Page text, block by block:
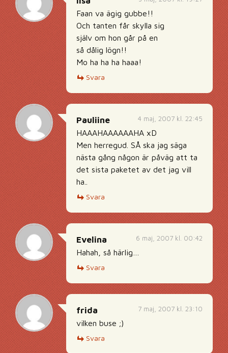
Faan va ägig gubbe!!
Och tanten får skylla sig
själv om hon går på en
så dålig lögn!!
Mo ha ha ha haaa!
Svara
4 maj, 2007 kl. 22:45
Pauliine
HAAAHAAAAAAHA xD
Men herregud. SÅ ska jag säga
nästa gång någon är påväg att ta
det sista paketet av det jag vill
ha..
Svara
6 maj, 2007 kl. 00:42
Evelina
Hahah, så härlig…
Svara
7 maj, 2007 kl. 23:10
frida
vilken buse ;)
Svara